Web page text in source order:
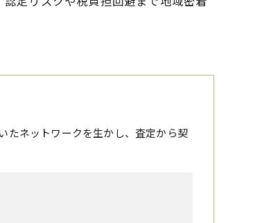
たネットワークを生かし、査定から契